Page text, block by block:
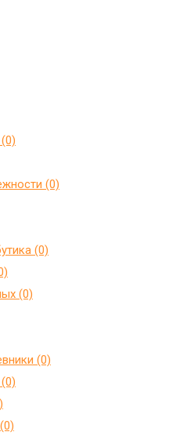
(0)
(0)
(0)
(0)